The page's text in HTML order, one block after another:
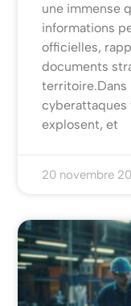
une immense
informations
officielles,
documents
territoire.Dans
cyberattaques
explosent, et
20 novembre